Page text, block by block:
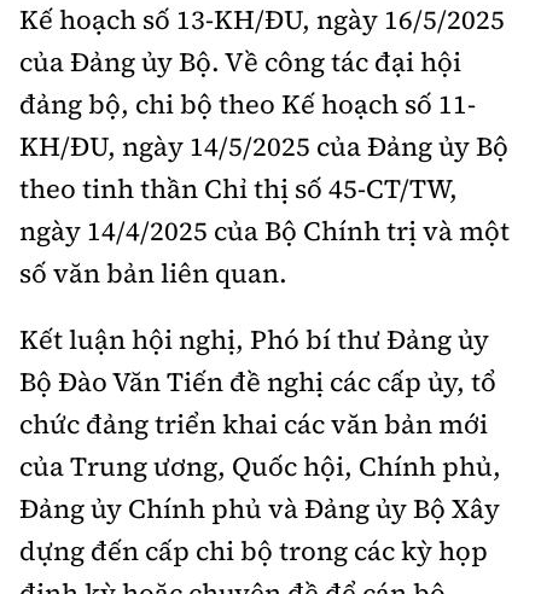
Kế hoạch số 13-KH/ĐU, ngày 16/5/2025
của Đảng ủy Bộ. Về công tác đại hội
đảng bộ, chi bộ theo Kế hoạch số 11-
KH/ĐU, ngày 14/5/2025 của Đảng ủy Bộ
theo tinh thần Chỉ thị số 45-CT/TW,
ngày 14/4/2025 của Bộ Chính trị và một
số văn bản liên quan.
Kết luận hội nghị, Phó bí thư Đảng ủy
Bộ Đào Văn Tiến đề nghị các cấp ủy, tổ
chức đảng triển khai các văn bản mới
của Trung ương, Quốc hội, Chính phủ,
Đảng ủy Chính phủ và Đảng ủy Bộ Xây
dựng đến cấp chi bộ trong các kỳ họp